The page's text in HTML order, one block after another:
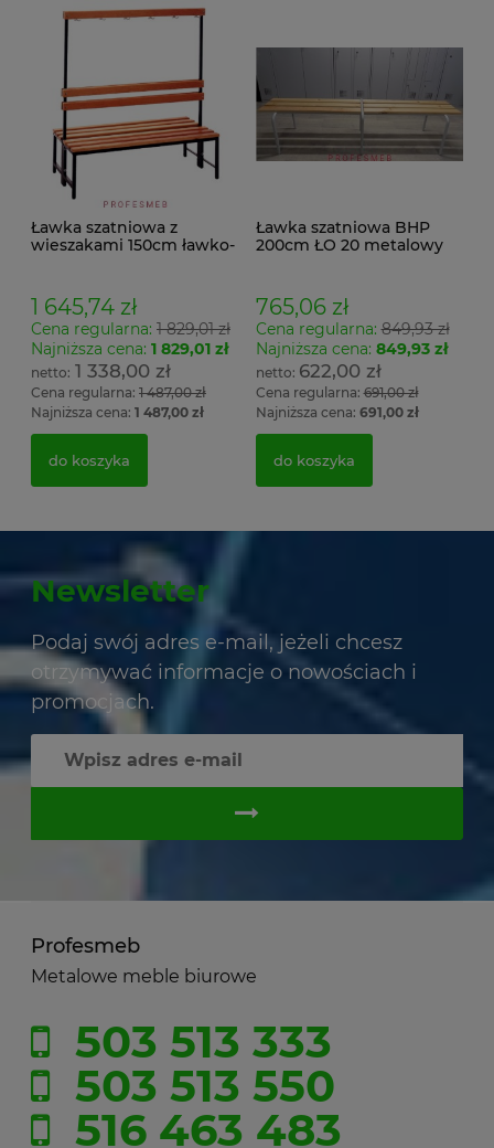
Ławka szatniowa z
wieszakami 150cm ławko-
1 645,74 zł
Cena regularna: 1 829,01 zł
Najniższa cena: 1 829,01 zł
1 338,00 zł
Cena regularna: 1 487,00 zł
Najniższa cena: 1 487,00 zł
do koszyka
Ławka szatniowa BHP
200cm ŁO 20 metalowy
765,06 zł
Cena regularna:849,93 zł
Najniższa cena: 849,93 zł
622,00 zł
Cena regularna:691,00 zł
Najniższa cena: 691,00 zł
do koszyka
Newsletter
Podaj swój adres e-mail, jeżeli chcesz
otrzymywać informacje o nowościach i
promocjach.
Profesmeb
Metalowe meble biurowe
503 513 333
503 513 550
516 463 483